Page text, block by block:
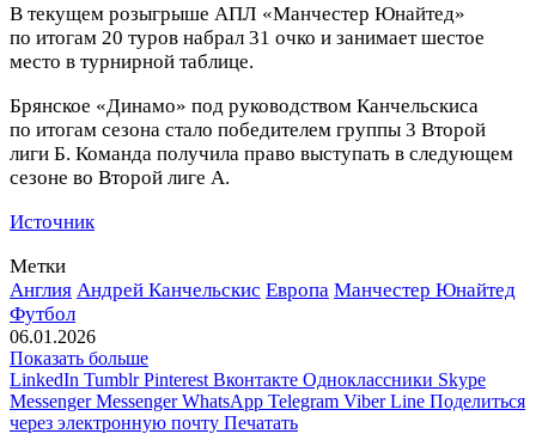
В текущем розыгрыше АПЛ «Манчестер Юнайтед»
по итогам 20 туров набрал 31 очко и занимает шестое
место в турнирной таблице.
Брянское «Динамо» под руководством Канчельскиса
по итогам сезона стало победителем группы 3 Второй
лиги Б. Команда получила право выступать в следующем
сезоне во Второй лиге А.
Источник
Метки
Англия Андрей Канчельскис Европа Манчестер Юнайтед
Футбол
06.01.2026
Показать больше
LinkedIn Tumblr Pinterest Вконтакте Одноклассники Skype
Messenger Messenger WhatsApp Telegram Viber Line Поделиться
через электронную почту Печатать